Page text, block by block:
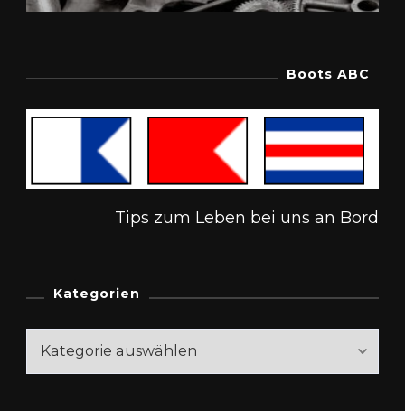
Boots ABC
Tips zum Leben bei uns an Bord
Kategorien
Kategorien